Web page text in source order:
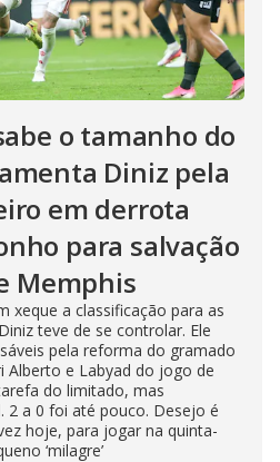
o tamanho do
Diniz pela
em derrota
para salvação
Memphis
xeque a classificação para as
teve de se controlar. Ele
pela reforma do gramado
Alberto e Labyad do jogo de
do limitado, mas
2 a 0 foi até pouco. Desejo é
hoje, para jogar na quinta-
‘milagre’